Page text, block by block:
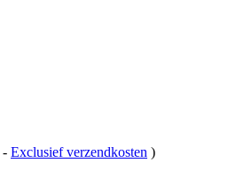
- Exclusief verzendkosten )